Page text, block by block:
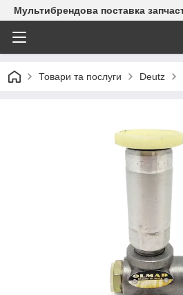
Мультибрендова поставка
Товари та послуги Deutz